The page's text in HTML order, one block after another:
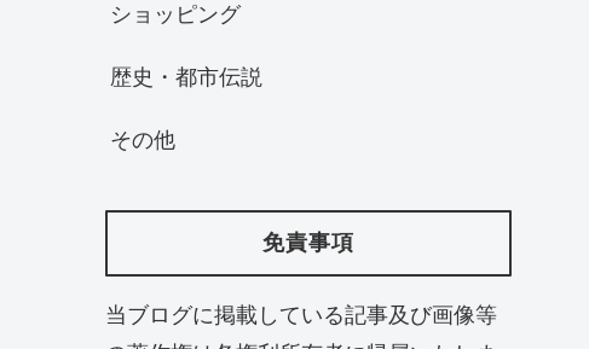
ショッピング
歴史・都市伝説
その他
免責事項
当ブログに掲載している記事及び画像等